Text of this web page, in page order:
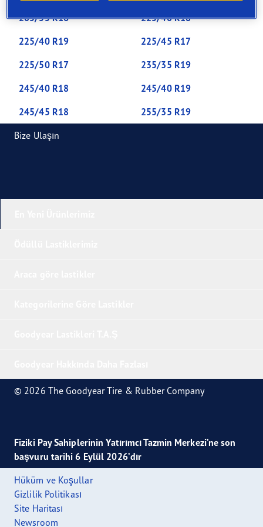
205/55 R16
225/40 R18
225/40 R19
225/45 R17
225/50 R17
235/35 R19
245/40 R18
245/40 R19
245/45 R18
255/35 R19
Bize Ulaşın
© 2026 The Goodyear Tire & Rubber Company
Fiziki Pay Sahiplerinin Yatırımcı Tazmin Merkezi’ne son
başvuru tarihi 6 Eylül 2026’dır
Hüküm ve Koşullar
Gizlilik Politikası
Site Haritası
Newsroom